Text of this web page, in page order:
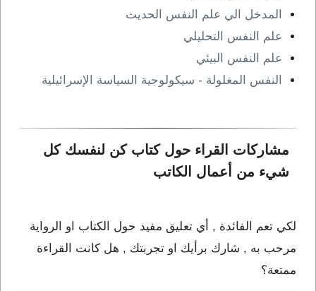
المدخل الي علم النفس الحديث
علم النفس التحليلي
علم النفس البيئي
النفس المغلولة - سيكولوجية السياسة الإسرائيلية
مشاركات القراء حول كتاب كن لنفسك كل
شيء من أعمال الكاتب
لكي تعم الفائدة , أي تعليق مفيد حول الكتاب او الرواية
مرحب به , شارك برأيك او تجربتك , هل كانت القراءة
ممتعة؟